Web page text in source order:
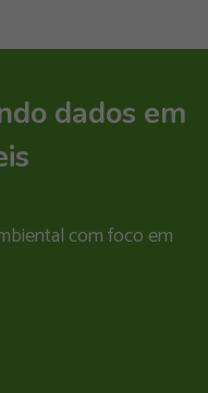
dados em
com foco em